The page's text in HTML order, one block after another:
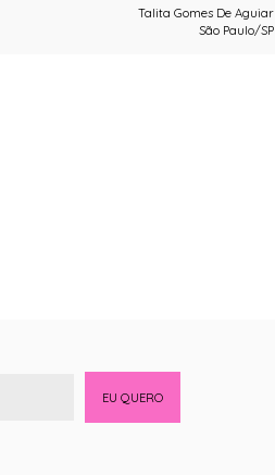
Talita Gomes De Aguiar
São Paulo/SP
EU QUERO